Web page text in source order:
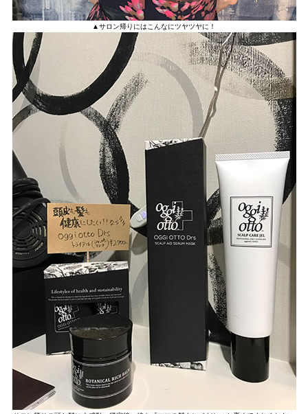
▲サロン帰りにはこんなにツヤツヤに！